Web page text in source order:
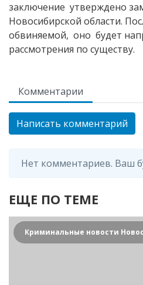
заключение утверждено
Новосибирской области.
обвиняемой, оно будет
рассмотрения по существу.
Комментарии
Написать комментарий
Нет комментариев. Ваш
ЕЩЕ ПО ТЕМЕ